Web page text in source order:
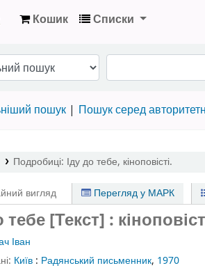
Кошик Списки
пошук Пошук серед
Подробиці: Іду до тебе, кіноповісті.
вигляд Перегляд у МАРК
тебе [Текст] :
Іван
Київ : Радянський письменник, 1970